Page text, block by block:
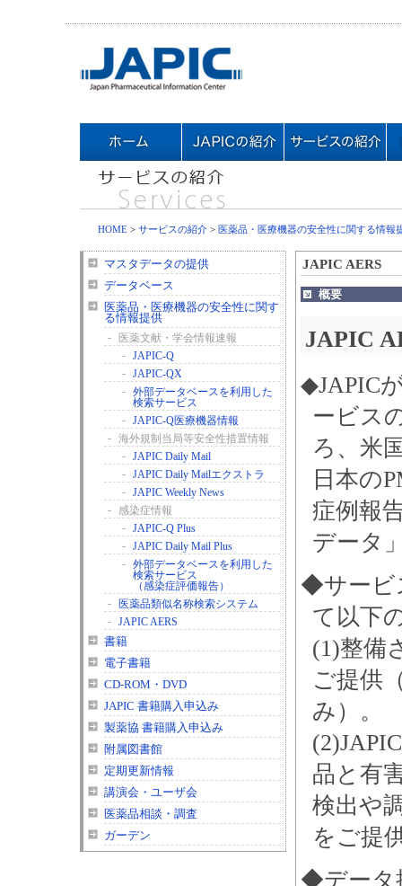
HOME > サービスの紹介 > 医薬品・医療機器の安全性に関する情報
マスタデータの提供
データベース
医薬品・医療機器の安全性に関す
る情報提供
-
医薬文献・学会情報速報
- JAPIC-Q
- JAPIC-QX
- 外部データベースを利用した
検索サービス
- JAPIC-Q医療機器情報
- 海外規制当局等安全性措置情報
- JAPIC Daily Mail
- JAPIC Daily Mailエクストラ
- JAPIC Weekly News
- 感染症情報
- JAPIC-Q Plus
- JAPIC Daily Mail Plus
- 外部データベースを利用した
検索サービス
（感染症評価報告）
-
医薬品類似名称検索システム
- JAPIC AERS
書籍
電子書籍
CD-ROM・DVD
JAPIC 書籍購入申込み
製薬協 書籍購入申込み
附属図書館
定期更新情報
講演会・ユーザ会
医薬品相談・調査
ガーデン
JAPIC AERS
概要
JAPIC
◆JAPIC
ービス
ろ、米
日本の
症例報
データ
◆サービ
て以下
(1)整備
ご提供
み）。
品と有
検出や
をご提
◆データ